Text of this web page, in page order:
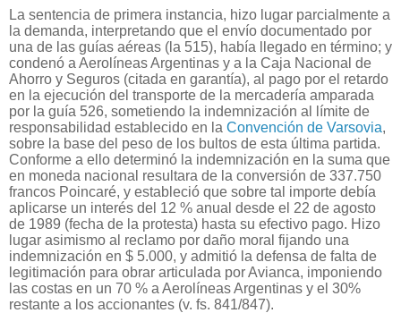
La sentencia de primera instancia, hizo lugar parcialmente a
la demanda, interpretando que el envío documentado por
una de las guías aéreas (la 515), había llegado en término; y
condenó a Aerolíneas Argentinas y a la Caja Nacional de
Ahorro y Seguros (citada en garantía), al pago por el retardo
en la ejecución del transporte de la mercadería amparada
por la guía 526, sometiendo la indemnización al límite de
responsabilidad establecido en la Convención de Varsovia,
sobre la base del peso de los bultos de esta última partida.
Conforme a ello determinó la indemnización en la suma que
en moneda nacional resultara de la conversión de 337.750
francos Poincaré, y estableció que sobre tal importe debía
aplicarse un interés del 12 % anual desde el 22 de agosto
de 1989 (fecha de la protesta) hasta su efectivo pago. Hizo
lugar asimismo al reclamo por daño moral fijando una
indemnización en $ 5.000, y admitió la defensa de falta de
legitimación para obrar articulada por Avianca, imponiendo
las costas en un 70 % a Aerolíneas Argentinas y el 30%
restante a los accionantes (v. fs. 841/847).